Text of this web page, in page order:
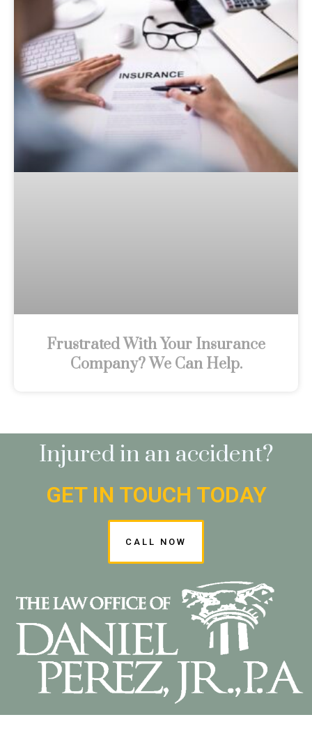
Frustrated With Your Insurance
Company? We Can Help.
Injured in an accident?
GET IN TOUCH TODAY
CALL NOW